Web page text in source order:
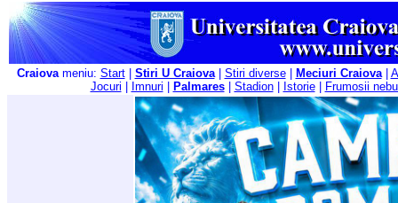
Craiovameniu: Start| Stiri U Craiova| Stiri diverse| Meciuri Craiova|
Jocuri
Imnuri Palmares| Stadion| Istorie| Frumosii